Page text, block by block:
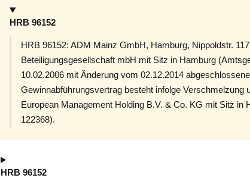
HRB 96152
HRB 96152: ADM Mainz GmbH, Hamburg, Nippoldstr.
Beteiligungsgesellschaft mbH mit Sitz in Hamburg
10.02.2006 mit Änderung vom 02.12.2014
Gewinnabführungsvertrag besteht infolge Verschmelzung
European Management Holding B.V. & Co. KG mit Sitz
122368).
HRB 96152